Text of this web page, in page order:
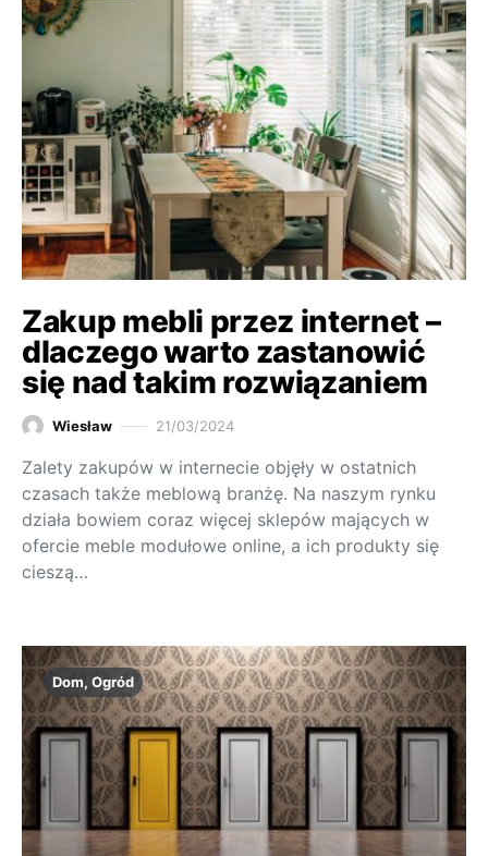
Zakup mebli przez internet –
dlaczego warto zastanowić
się nad takim rozwiązaniem
Wiesław 21/03/2024
Zalety zakupów w internecie objęły w ostatnich
czasach także meblową branżę. Na naszym rynku
działa bowiem coraz więcej sklepów mających w
ofercie meble modułowe online, a ich produkty się
cieszą…
Dom, Ogród